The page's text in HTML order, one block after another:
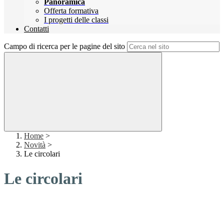
Panoramica
Offerta formativa
I progetti delle classi
Contatti
Campo di ricerca per le pagine del sito
Home >
Novità >
Le circolari
Le circolari